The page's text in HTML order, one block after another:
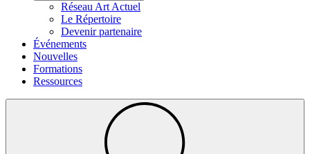
Réseau Art Actuel
Le Répertoire
Devenir partenaire
Événements
Nouvelles
Formations
Ressources